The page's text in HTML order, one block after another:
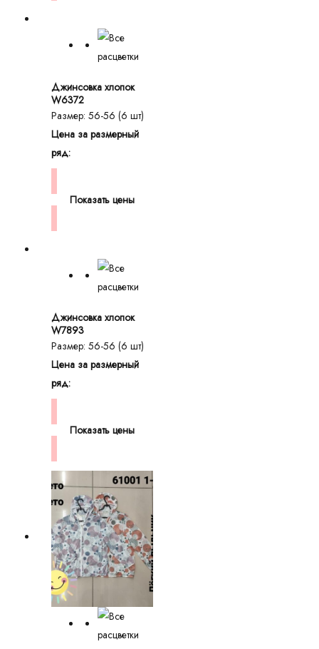
Джинсовка хлопок
W6372
Размер: 56-56 (6 шт)
Цена за размерный
ряд:
Показать цены
Джинсовка хлопок
W7893
Размер: 56-56 (6 шт)
Цена за размерный
ряд:
Показать цены